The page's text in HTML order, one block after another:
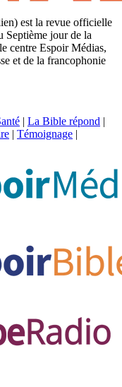
est la revue officielle
Septième jour de la
centre Espoir Médias,
et de la francophonie
| La Bible répond |
| Témoignage |